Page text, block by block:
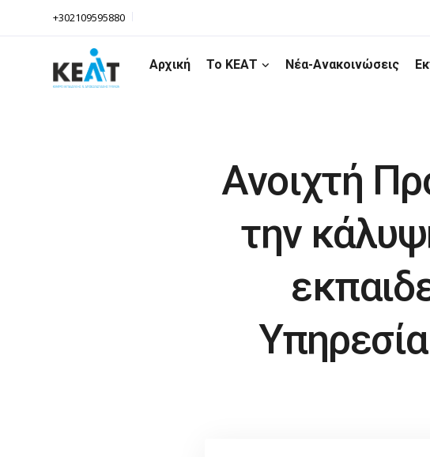
+302109595880
Αρχική Το ΚΕΑΤ Νέα-Ανακοινώσεις
Ανοιχτή
την